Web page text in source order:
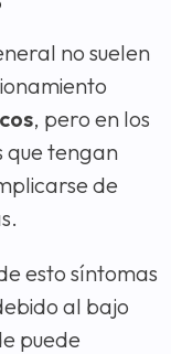
no suelen
, pero en los
que tengan
de
esto síntomas
al bajo
puede